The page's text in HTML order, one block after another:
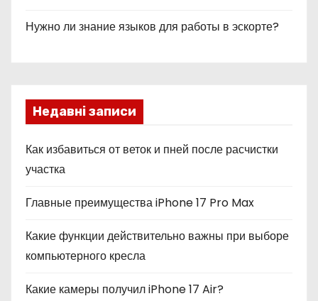
Нужно ли знание языков для работы в эскорте?
Недавні записи
Как избавиться от веток и пней после расчистки
участка
Главные преимущества iPhone 17 Pro Max
Какие функции действительно важны при выборе
компьютерного кресла
Какие камеры получил iPhone 17 Air?